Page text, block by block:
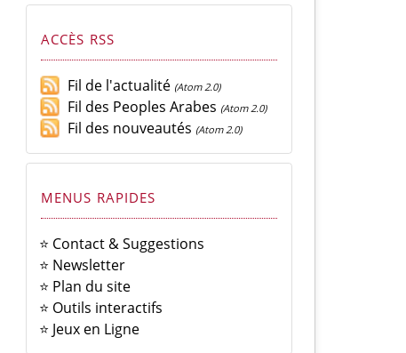
ACCÈS RSS
Fil de l'actualité (Atom 2.0)
Fil des Peoples Arabes (Atom 2.0)
Fil des nouveautés (Atom 2.0)
MENUS RAPIDES
⭐ Contact & Suggestions
⭐ Newsletter
⭐ Plan du site
⭐ Outils interactifs
⭐ Jeux en Ligne